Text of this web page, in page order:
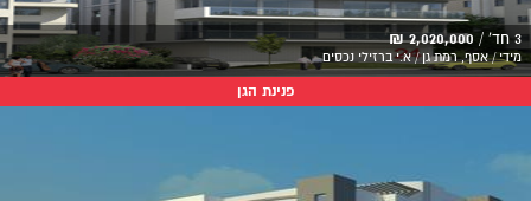
3 חד' / 2,020,000 ₪
מידי / אסף, רמת גן / א.י ברזילי נכסים
פנינת הגן